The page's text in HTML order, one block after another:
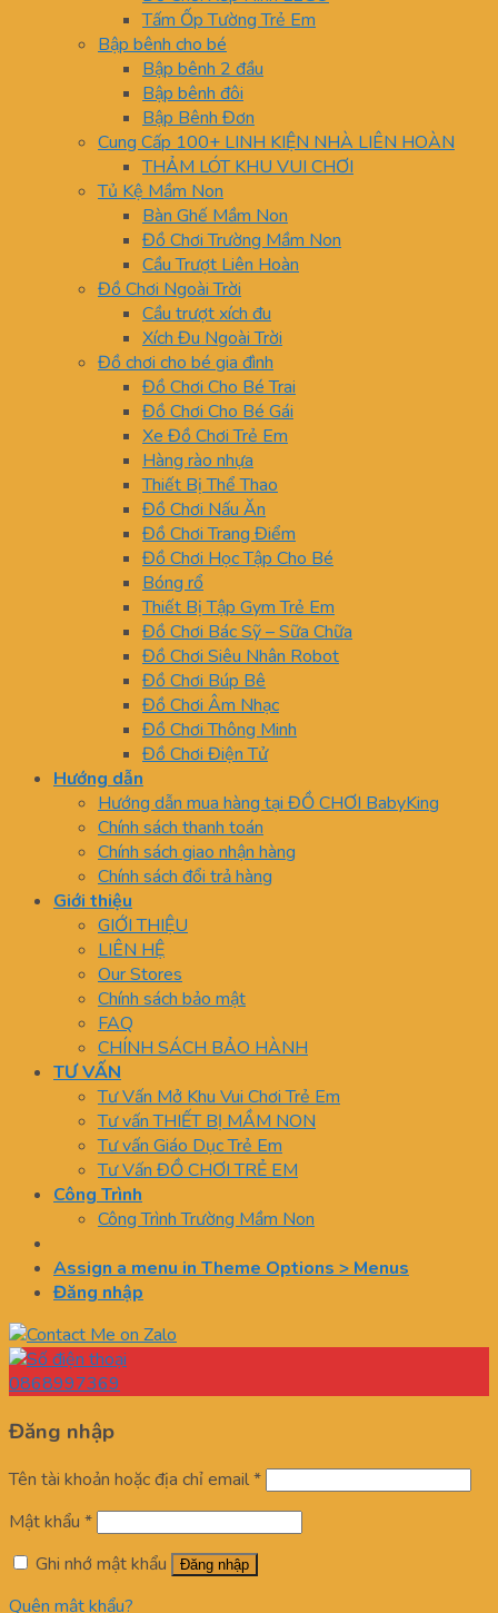
Tấm Ốp Tường Trẻ Em
Bập bênh cho bé
Bập bênh 2 đầu
Bập bênh đôi
Bập Bênh Đơn
Cung Cấp 100+ LINH KIỆN NHÀ LIÊN HOÀN
THẢM LÓT KHU VUI CHƠI
Tủ Kệ Mầm Non
Bàn Ghế Mầm Non
Đồ Chơi Trường Mầm Non
Cầu Trượt Liên Hoàn
Đồ Chơi Ngoài Trời
Cầu trượt xích đu
Xích Đu Ngoài Trời
Đồ chơi cho bé gia đình
Đồ Chơi Cho Bé Trai
Đồ Chơi Cho Bé Gái
Xe Đồ Chơi Trẻ Em
Hàng rào nhựa
Thiết Bị Thể Thao
Đồ Chơi Nấu Ăn
Đồ Chơi Trang Điểm
Đồ Chơi Học Tập Cho Bé
Bóng rổ
Thiết Bị Tập Gym Trẻ Em
Đồ Chơi Bác Sỹ – Sữa Chữa
Đồ Chơi Siêu Nhân Robot
Đồ Chơi Búp Bê
Đồ Chơi Âm Nhạc
Đồ Chơi Thông Minh
Đồ Chơi Điện Tử
Hướng dẫn
Hướng dẫn mua hàng tại ĐỒ CHƠI BabyKing
Chính sách thanh toán
Chính sách giao nhận hàng
Chính sách đổi trả hàng
Giới thiệu
GIỚI THIỆU
LIÊN HỆ
Our Stores
Chính sách bảo mật
FAQ
CHÍNH SÁCH BẢO HÀNH
TƯ VẤN
Tư Vấn Mở Khu Vui Chơi Trẻ Em
Tư vấn THIẾT BỊ MẦM NON
Tư vấn Giáo Dục Trẻ Em
Tư Vấn ĐỒ CHƠI TRẺ EM
Công Trình
Công Trình Trường Mầm Non
Assign a menu in Theme Options > Menus
Đăng nhập
0868997369
Đăng nhập
Tên tài khoản hoặc địa chỉ email*
Mật khẩu *
Ghi nhớ mật khẩu
Đăng nhập
Quên mật khẩu?